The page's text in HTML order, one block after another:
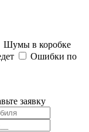
Шумы в коробке
Ошибки по
заявку